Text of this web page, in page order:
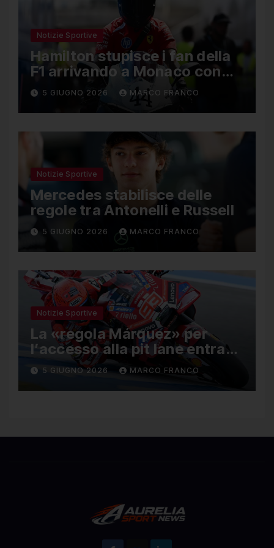
Notizie Sportive
Hamilton stupisce i fan della
F1 arrivando a Monaco con
una Ducati in edizione
limitata
5 GIUGNO 2026 MARCO FRANCO
Notizie Sportive
Mercedes stabilisce delle
regole tra Antonelli e Russell
5 GIUGNO 2026 MARCO FRANCO
Notizie Sportive
La «regola Márquez» per
l’accesso alla pit lane entra
ufficialmente a far parte del
regolamento della MotoGP
5 GIUGNO 2026 MARCO FRANCO